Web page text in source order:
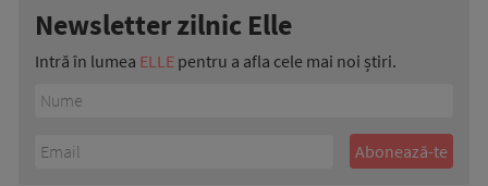
Newsletter zilnic Elle
Intră în lumea ELLE pentru a afla cele mai noi știri.